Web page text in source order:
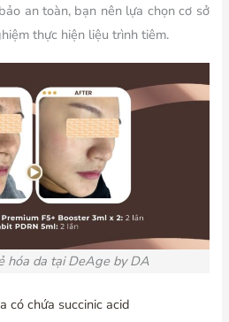
an toàn, bạn nên lựa chọn cơ sở
thực hiện liệu trình tiêm.
hóa da tại DeAge by DA
có chứa succinic acid